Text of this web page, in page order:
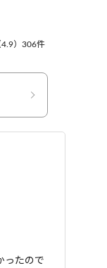
ユズ果皮
オレイン酸
ださい。
増し、肌
度以下で5
促進やリラ
内、湯温は38
要はあり
エッセンス
4.9） 306件
ったので